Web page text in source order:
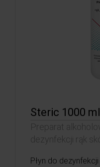
Steric 1000
Preparat
dezynfekcji rąk
Płyn do dezynfekcji